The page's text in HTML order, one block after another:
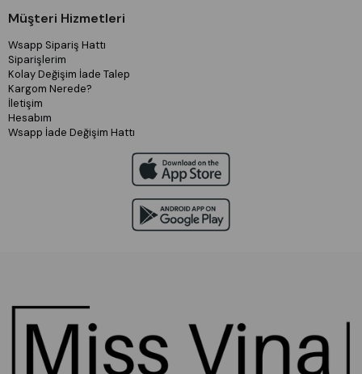
Müşteri Hizmetleri
Wsapp Sipariş Hattı
Siparişlerim
Kolay Değişim İade Talep
Kargom Nerede?
İletişim
Hesabım
Wsapp İade Değişim Hattı